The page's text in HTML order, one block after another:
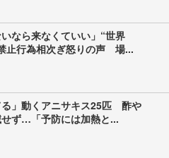
いなら来なくていい」“世界
止行為相次ぎ怒りの声 場...
る」動くアニサキス25匹 酢や
ず…「予防には加熱と...